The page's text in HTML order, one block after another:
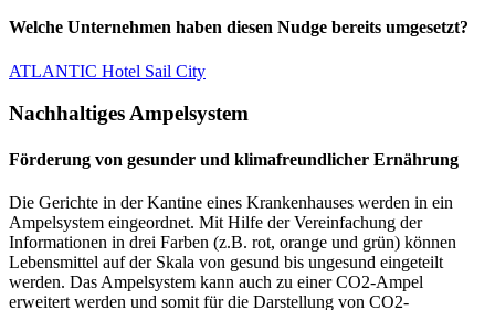
Welche Unternehmen haben diesen Nudge bereits umgesetzt?
ATLANTIC Hotel Sail City
Nachhaltiges Ampelsystem
Förderung von gesunder und klimafreundlicher Ernährung
Die Gerichte in der Kantine eines Krankenhauses werden in ein
Ampelsystem eingeordnet. Mit Hilfe der Vereinfachung der
Informationen in drei Farben (z.B. rot, orange und grün) können
Lebensmittel auf der Skala von gesund bis ungesund eingeteilt
werden. Das Ampelsystem kann auch zu einer CO2-Ampel
erweitert werden und somit für die Darstellung von CO2-